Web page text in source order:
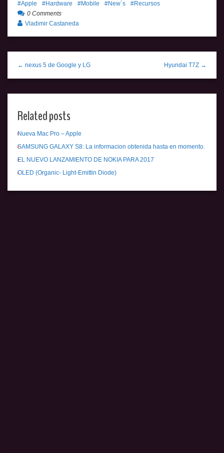
Apple Hardware Mobile New´s
Recursos
0 Comments
Vladimir Castaneda
← nexus 5 de Google y LG Hyundai T7Z →
Related posts
Nueva Mac Pro – Apple
SAMSUNG GALAXY S8: La informacion obtenida hasta en momento.
EL NUEVO LANZAMIENTO DE NOKIA PARA 2017
OLED (Organic- Light-Emittin Diode)